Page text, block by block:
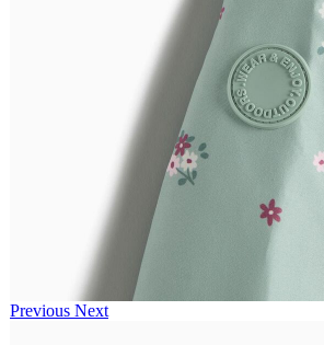
Previous Next